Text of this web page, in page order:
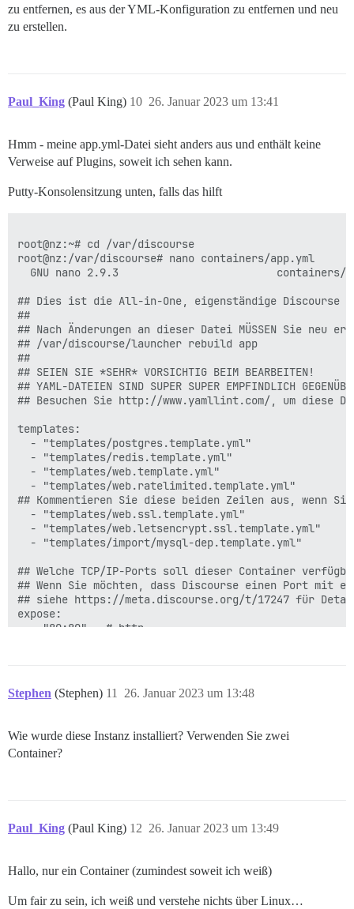
zu entfernen, es aus der YML-Konfiguration zu entfernen und neu
zu erstellen.
Paul_King (Paul King) 26. Januar 2023 um 13:41
10
Hmm - meine app.yml-Datei sieht anders aus und enthält keine
Verweise auf Plugins, soweit ich sehen kann.
Putty-Konsolensitzung unten, falls das hilft
root@nz:~# cd /var/discourse
root@nz:/var/discourse# nano containers/app.yml
GNU nano 2.9.3                         containers/
## Dies ist die All-in-One, eigenständige Discourse
##
## Nach Änderungen an dieser Datei MÜSSEN Sie neu
## /var/discourse/launcher rebuild app
##
## SEIEN SIE *SEHR* VORSICHTIG BEIM BEARBEITEN!
## YAML-DATEIEN SIND SUPER SUPER EMPFINDLICH
## Besuchen Sie http://www.yamllint.com/, um diese
templates:
  - "templates/postgres.template.yml"
  - "templates/redis.template.yml"
  - "templates/web.template.yml"
  - "templates/web.ratelimited.template.yml"
## Kommentieren Sie diese beiden Zeilen aus, wenn
  - "templates/web.ssl.template.yml"
  - "templates/web.letsencrypt.ssl.template.yml"
  - "templates/import/mysql-dep.template.yml"
## Welche TCP/IP-Ports soll dieser Container verfügbar
## Wenn Sie möchten, dass Discourse einen Port mit
## siehe https://meta.discourse.org/t/17247 für
expose:
  - "80:80"   # http
  db_shared_buffers: "128MB"
  #version: tests-passed
Stephen (Stephen) 26. Januar 2023 um 13:48
11
Wie wurde diese Instanz installiert? Verwenden Sie zwei
Container?
Paul_King (Paul King) 26. Januar 2023 um 13:49
12
Hallo, nur ein Container (zumindest soweit ich weiß)
Um fair zu sein, ich weiß und verstehe nichts über Linux…